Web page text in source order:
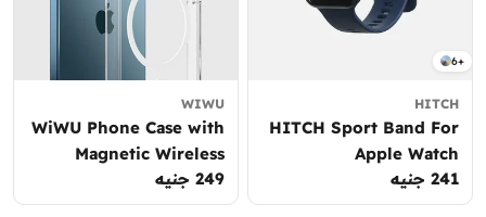
6+
HITCH
HITCH Sport Band For
Apple Watch
السعر
العادي
241 جنيه
WIWU
WiWU Phone Case with
Magnetic Wireless
Charger Ring
Shockproof For iPhone
السعر
العادي
249 جنيه